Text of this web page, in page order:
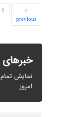
previous
خبرهای امروز
نمایش تمام